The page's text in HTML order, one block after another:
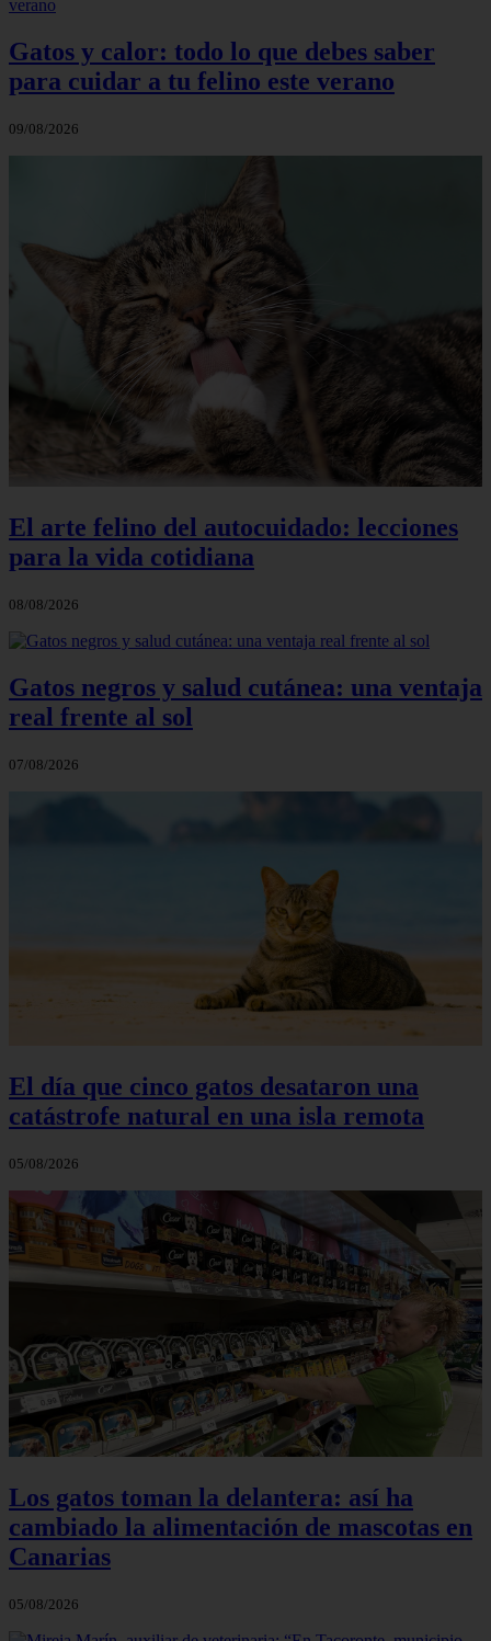
Gatos y calor: todo lo que debes saber
para cuidar a tu felino este verano
09/08/2026
El arte felino del autocuidado: lecciones
para la vida cotidiana
08/08/2026
Gatos negros y salud cutánea: una ventaja
real frente al sol
07/08/2026
El día que cinco gatos desataron una
catástrofe natural en una isla remota
05/08/2026
Los gatos toman la delantera: así ha
cambiado la alimentación de mascotas en
Canarias
05/08/2026